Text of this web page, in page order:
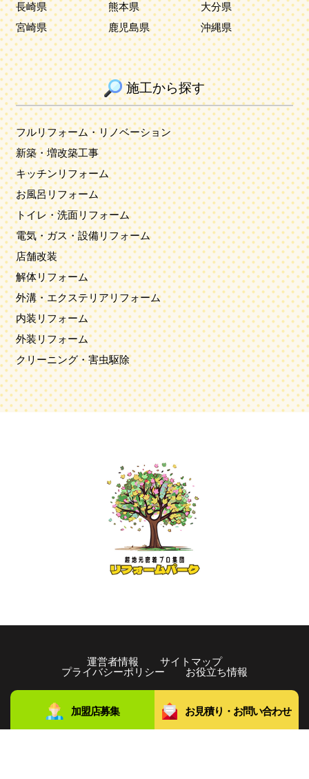
長崎県
熊本県
大分県
宮崎県
鹿児島県 沖縄県
施工から探す
フルリフォーム・リノベーション
新築・増改築工事
キッチンリフォーム
お風呂リフォーム
トイレ・洗面リフォーム
電気・ガス・設備リフォーム
店舗改装
解体リフォーム
外溝・エクステリアリフォーム
内装リフォーム
外装リフォーム
クリーニング・害虫駆除
運営者情報
サイトマップ
プライバシーポリシー
お役立ち情報
加盟店募集
お見積り・お問い合わせ